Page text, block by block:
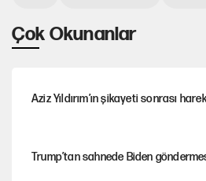
Çok Okunanlar
Aziz Yıldırım’ın şikayeti sonrası
Trump’tan sahnede Biden